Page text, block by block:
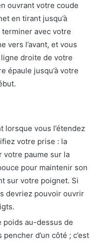
ouvrant votre coude
en tirant jusqu’à
terminer avec votre
vers l’avant, et vous
droite de votre
épaule jusqu’à votre
lorsque vous l’étendez
votre prise : la
votre paume sur la
pour maintenir son
sur votre poignet. Si
devriez pouvoir ouvrir
poids au-dessus de
d’un côté ; c’est